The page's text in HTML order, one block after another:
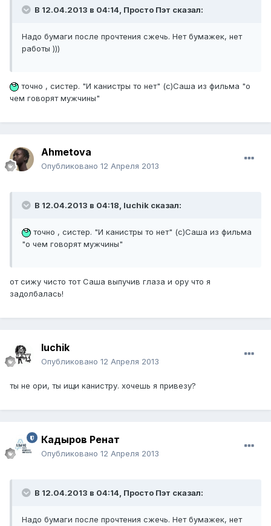
В 12.04.2013 в 04:14, Просто Пэт сказал:
Надо бумаги после прочтения сжечь. Нет бумажек, нет
работы )))
точно , систер. "И канистры то нет" (с)Саша из фильма "о
чем говорят мужчины"
Ahmetova
Опубликовано 12 Апреля 2013
В 12.04.2013 в 04:18, luchik сказал:
точно , систер. "И канистры то нет" (с)Саша из фильма
"о чем говорят мужчины"
от сижу чисто тот Саша выпучив глаза и ору что я
задолбалась!
luchik
Опубликовано 12 Апреля 2013
ты не ори, ты ищи канистру. хочешь я привезу?
Кадыров Ренат
Опубликовано 12 Апреля 2013
В 12.04.2013 в 04:14, Просто Пэт сказал:
Надо бумаги после прочтения сжечь. Нет бумажек, нет